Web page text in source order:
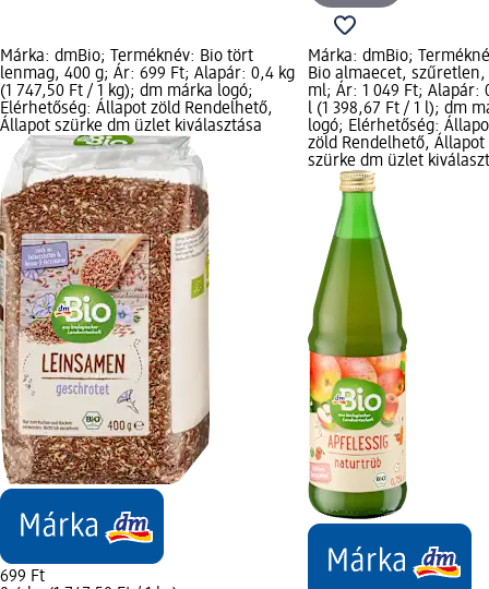
Márka: dmBio; Terméknév: Bio tört
lenmag, 400 g; Ár: 699 Ft; Alapár: 0,4 kg
(1 747,50 Ft / 1 kg); dm márka logó;
Elérhetőség: Állapot zöld Rendelhető,
Állapot szürke dm üzlet kiválasztása
699 Ft
Márka: dmBio;
Bio almaecet, szűretlen,
ml; Ár: 1 049 Ft; Alapár:
l (1 398,67 Ft / 1 l); dm
logó; Elérhetőség:
zöld Rendelhető, Állapot
szürke dm üzlet